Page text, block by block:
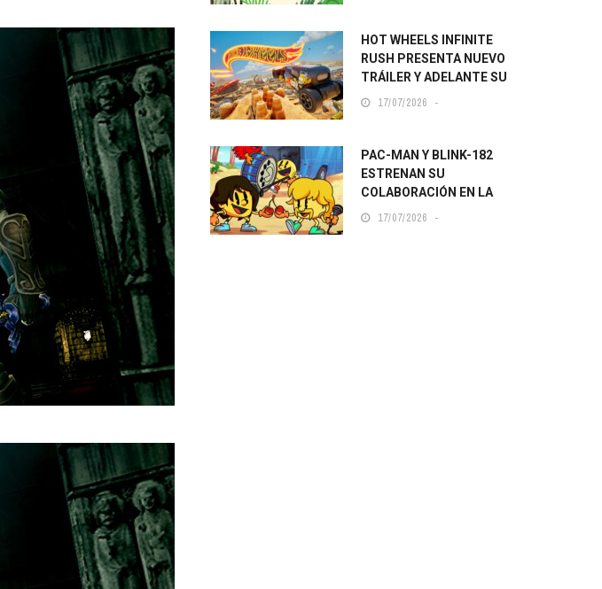
HOT WHEELS INFINITE
RUSH PRESENTA NUEVO
TRÁILER Y ADELANTE SU
LANZAMIENTO
17/07/2026
PAC-MAN Y BLINK-182
ESTRENAN SU
COLABORACIÓN EN LA
SAN DIEGO COMIC-CON
17/07/2026